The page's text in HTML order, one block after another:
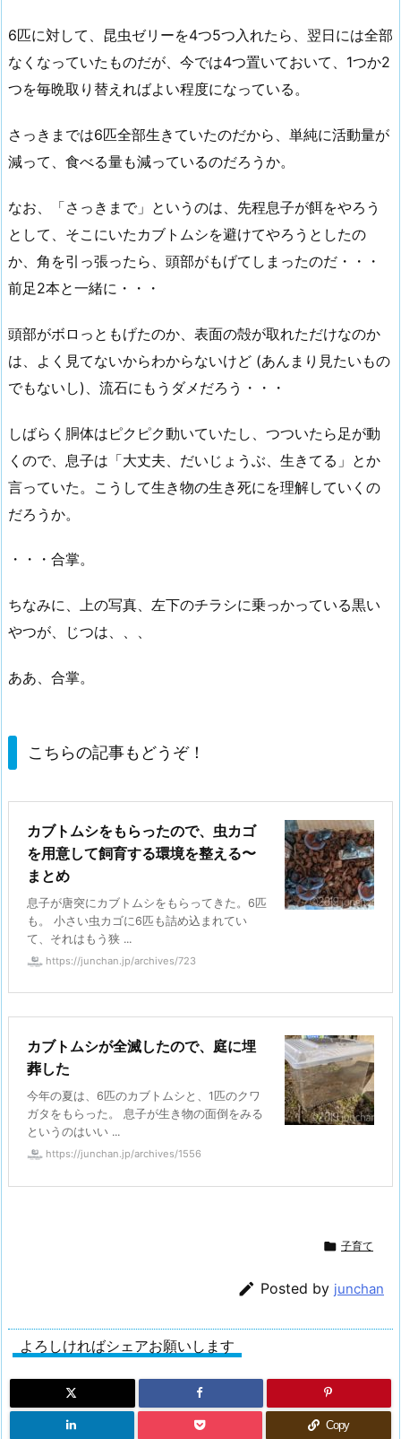
6匹に対して、昆虫ゼリーを4つ5つ入れたら、翌日には全部
なくなっていたものだが、今では4つ置いておいて、1つか2
つを毎晩取り替えればよい程度になっている。
さっきまでは6匹全部生きていたのだから、単純に活動量が
減って、食べる量も減っているのだろうか。
なお、「さっきまで」というのは、先程息子が餌をやろう
として、そこにいたカブトムシを避けてやろうとしたの
か、角を引っ張ったら、頭部がもげてしまったのだ・・・
前足2本と一緒に・・・
頭部がボロっともげたのか、表面の殻が取れただけなのか
は、よく見てないからわからないけど (あんまり見たいもの
でもないし)、流石にもうダメだろう・・・
しばらく胴体はピクピク動いていたし、つついたら足が動
くので、息子は「大丈夫、だいじょうぶ、生きてる」とか
言っていた。こうして生き物の生き死にを理解していくの
だろうか。
・・・合掌。
ちなみに、上の写真、左下のチラシに乗っかっている黒い
やつが、じつは、、、
ああ、合掌。
こちらの記事もどうぞ！
カブトムシをもらったので、虫カゴ
を用意して飼育する環境を整える〜
まとめ
息子が唐突にカブトムシをもらってきた。6匹
も。 小さい虫カゴに6匹も詰め込まれてい
て、それはもう狭 ...
https://junchan.jp/archives/723
カブトムシが全滅したので、庭に埋
葬した
今年の夏は、6匹のカブトムシと、1匹のクワ
ガタをもらった。 息子が生き物の面倒をみる
というのはいい ...
https://junchan.jp/archives/1556
 子育て
 Posted by junchan
よろしければシェアお願いします
Copy